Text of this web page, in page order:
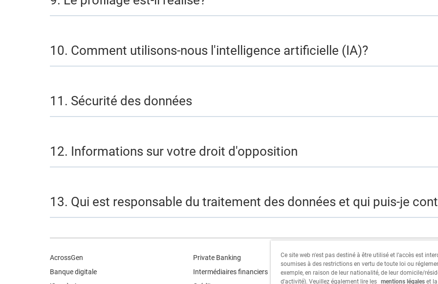
10. Comment utilisons-nous l'intelligence artificielle (IA)?
11. Sécurité des données
12. Informations sur votre droit d'opposition
13. Qui est responsable du traitement des données et qui puis-je
AcrossGen
Banque digitale
Private Banking
Intermédiaires financiers
Cornèr Group
Cornèrcard
Ce site web n'est pas destiné à être utilisé et l’accès est
soumises à des restrictions en vertu de toute loi ou
exemple, en raison de leur nationalité, de leur domicile/
d'activité). Veuillez également lire les mentions légales et